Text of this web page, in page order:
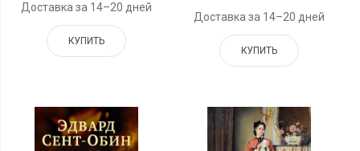
Доставка за 14–20 дней
КУПИТЬ
Доставка за 14–20 дней
КУПИТЬ